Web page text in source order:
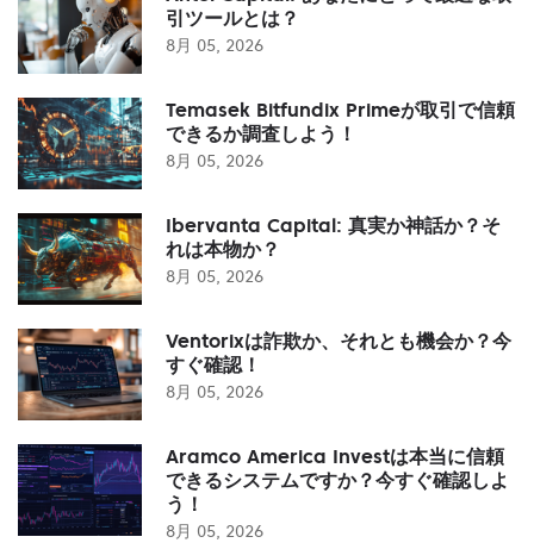
引ツールとは？
8月 05, 2026
Temasek Bitfundix Primeが取引で信頼
できるか調査しよう！
8月 05, 2026
Ibervanta Capital: 真実か神話か？そ
れは本物か？
8月 05, 2026
Ventorixは詐欺か、それとも機会か？今
すぐ確認！
8月 05, 2026
Aramco America Investは本当に信頼
できるシステムですか？今すぐ確認しよ
う！
8月 05, 2026